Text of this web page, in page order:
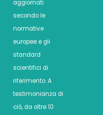
aggiornati
secondo le
normative
europee e gli
standard
scientifici di
riferimento. A
testimonianza di
ciò, da oltre 10